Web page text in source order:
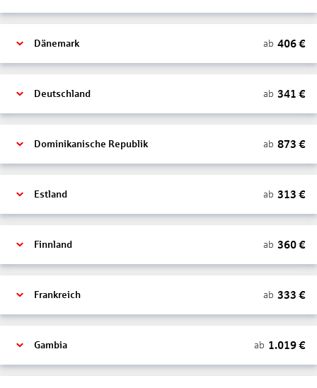
Dänemark ab 406€
Deutschland ab 341 €
Dominikanische Republik ab 873 €
Estland ab 313 €
Finnland ab 360€
Frankreich ab 333 €
Gambia ab 1.019€